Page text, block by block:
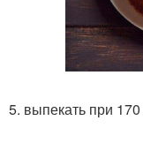
5. выпекать при